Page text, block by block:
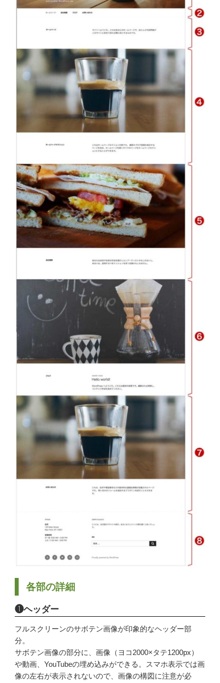
各部の詳細
❶ヘッダー
フルスクリーンのサボテン画像が印象的なヘッダー部
分。
サボテン画像の部分に、画像（ヨコ2000×タテ1200px）
や動画、YouTubeの埋め込みができる。スマホ表示では画
像の左右が表示されないので、画像の構図に注意が必